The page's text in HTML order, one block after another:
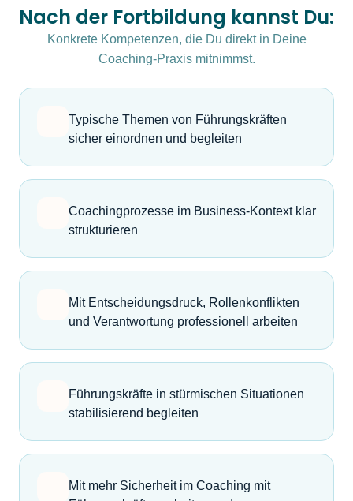
Nach der Fortbildung kannst Du:
Konkrete Kompetenzen, die Du direkt in Deine
Coaching-Praxis mitnimmst.
Typische Themen von Führungskräften
sicher einordnen und begleiten
Coachingprozesse im Business-Kontext klar
strukturieren
Mit Entscheidungsdruck, Rollenkonflikten
und Verantwortung professionell arbeiten
Führungskräfte in stürmischen Situationen
stabilisierend begleiten
Mit mehr Sicherheit im Coaching mit